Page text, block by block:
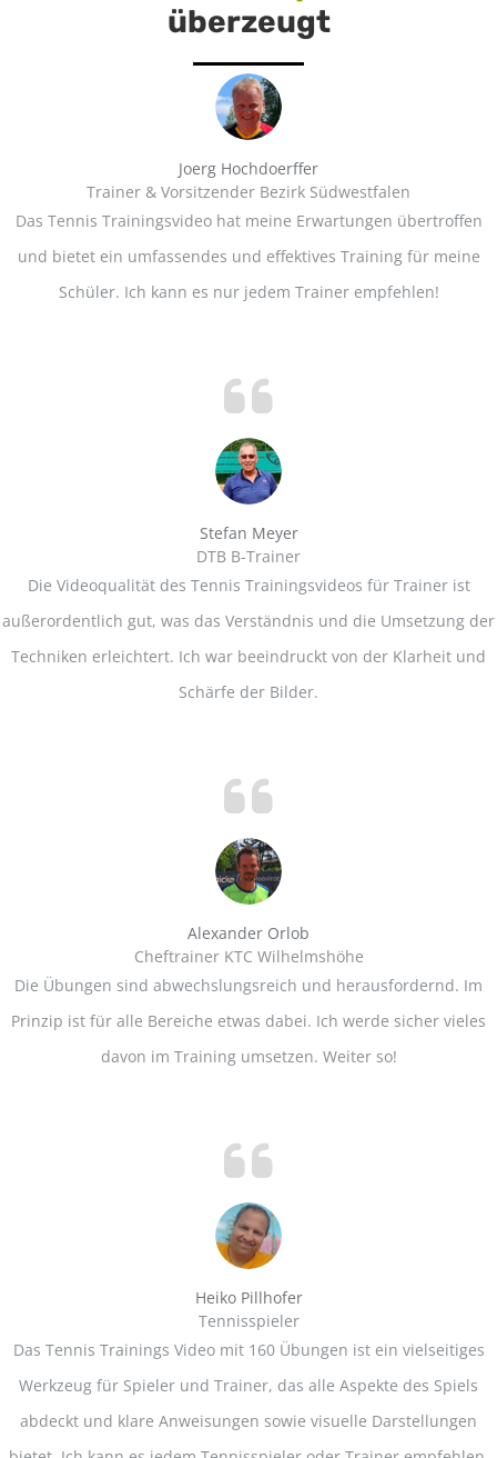
überzeugt
Joerg Hochdoerffer
Trainer & Vorsitzender Bezirk Südwestfalen
Das Tennis Trainingsvideo hat meine Erwartungen übertroffen
und bietet ein umfassendes und effektives Training für meine
Schüler. Ich kann es nur jedem Trainer empfehlen!
Stefan Meyer
DTB B-Trainer
Die Videoqualität des Tennis Trainingsvideos für Trainer ist
außerordentlich gut, was das Verständnis und die Umsetzung der
Techniken erleichtert. Ich war beeindruckt von der Klarheit und
Schärfe der Bilder.
Alexander Orlob
Cheftrainer KTC Wilhelmshöhe
Die Übungen sind abwechslungsreich und herausfordernd. Im
Prinzip ist für alle Bereiche etwas dabei. Ich werde sicher vieles
davon im Training umsetzen. Weiter so!
Heiko Pillhofer
Tennisspieler
Das Tennis Trainings Video mit 160 Übungen ist ein vielseitiges
Werkzeug für Spieler und Trainer, das alle Aspekte des Spiels
abdeckt und klare Anweisungen sowie visuelle Darstellungen